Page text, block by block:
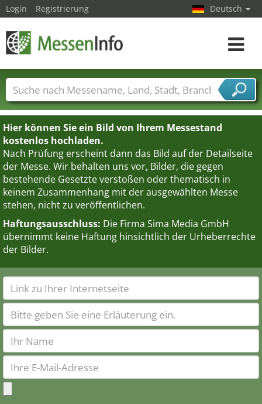
Hier können Sie ein Bild von Ihrem Messestand
kostenlos hochladen.
Nach Prüfung erscheint dann das Bild auf der Detailseite
der Messe. Wir behalten uns vor, Bilder, die gegen
bestehende Gesetzte verstoßen oder thematisch in
keinem Zusammenhang mit der ausgewählten Messe
stehen, nicht zu veröffentlichen.
Haftungsausschluss: Die Firma Sima Media GmbH
übernimmt keine Haftung hinsichtlich der Urheberrechte
der Bilder.
Login Registrierung Deutsch
Toggle
Messenamen Länder Städte
Branchen
Dienstleisterbranchen